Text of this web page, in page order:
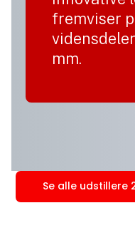
fremviser
mm.
Se alle udstillere